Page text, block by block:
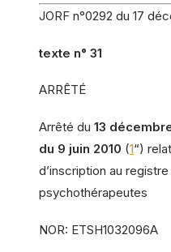
JORF n°0292 du 17
texte n° 31
ARRÊTÉ
Arrêté du 13
du 9 juin 2010 (1“)
d’inscription au
psychothérapeutes
NOR: ETSH1032096A